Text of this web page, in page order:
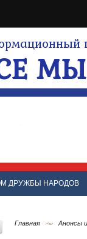
ДРУЖБЫ НАРОДОВ
Главная Анонсы